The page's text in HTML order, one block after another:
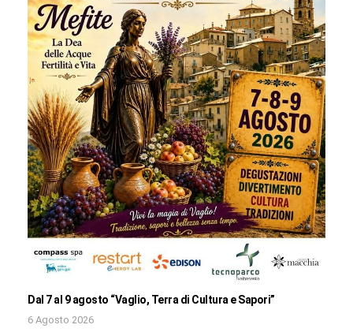
Dal 7 al 9 agosto “Vaglio, Terra di Cultura e Sapori”
6 Agosto 2026